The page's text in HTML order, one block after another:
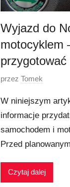
2
Wyjazd do
motocyklem
O
u
b
l
i
w
przezTomek
W niniejszym
informacje
samochodem i
Przed
Czytaj dalej